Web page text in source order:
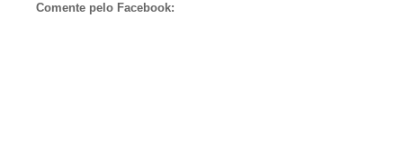
Comente pelo Facebook: